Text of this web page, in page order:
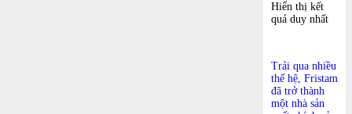
Hiển thị kết
quả duy nhất
Trải qua nhiều
thế hệ, Fristam
đã trở thành
một nhà sản